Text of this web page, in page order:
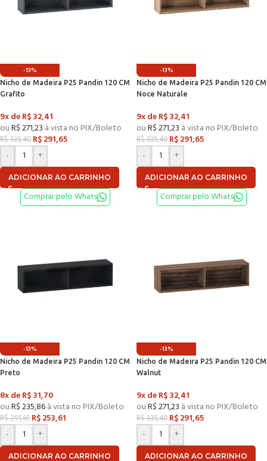
-13%
Nicho de Madeira P25 Pandin 120 CM
Grafito
9x deR$32,41
ouR$271,23 à vista no PIX/Boleto
R$335,40 R$291,65
-
+
ADICIONAR AO CARRINHO
Comprar pelo Whats
-13%
Nicho de Madeira P25 Pandin 120 CM
Noce Naturale
9x deR$32,41
ouR$271,23 à vista no PIX/Boleto
R$335,40 R$291,65
-
+
ADICIONAR AO CARRINHO
Comprar pelo Whats
-13%
Nicho de Madeira P25 Pandin 120 CM
Preto
8x deR$31,70
ouR$235,86à vista no PIX/Boleto
R$291,65 R$253,61
-
+
ADICIONAR AO CARRINHO
-13%
Nicho de Madeira P25 Pandin 120 CM
Walnut
9x deR$32,41
ouR$271,23 à vista no PIX/Boleto
R$335,40 R$291,65
-
+
ADICIONAR AO CARRINHO